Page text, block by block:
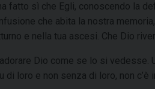
fatto sì che Egli, conoscendo la
che abita la nostra
e nella tua ascesi. Che Dio
Dio come se lo si vedesse.
di loro e non senza di loro, non c’è